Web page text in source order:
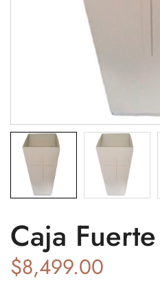
Caja
$8,499.00